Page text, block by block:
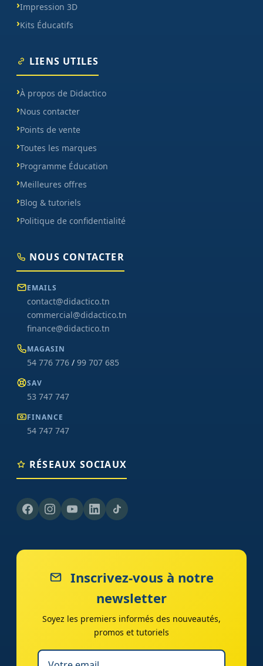
Impression 3D
Kits Éducatifs
LIENS UTILES
À propos de Didactico
Nous contacter
Points de vente
Toutes les marques
Programme Éducation
Meilleures offres
Blog & tutoriels
Politique de confidentialité
NOUS CONTACTER
EMAILS
contact@didactico.tn
commercial@didactico.tn
finance@didactico.tn
MAGASIN
54 776 776 / 99 707 685
SAV
53 747 747
FINANCE
54 747 747
RÉSEAUX SOCIAUX
Inscrivez-vous à notre
newsletter
Soyez les premiers informés des nouveautés,
promos et tutoriels